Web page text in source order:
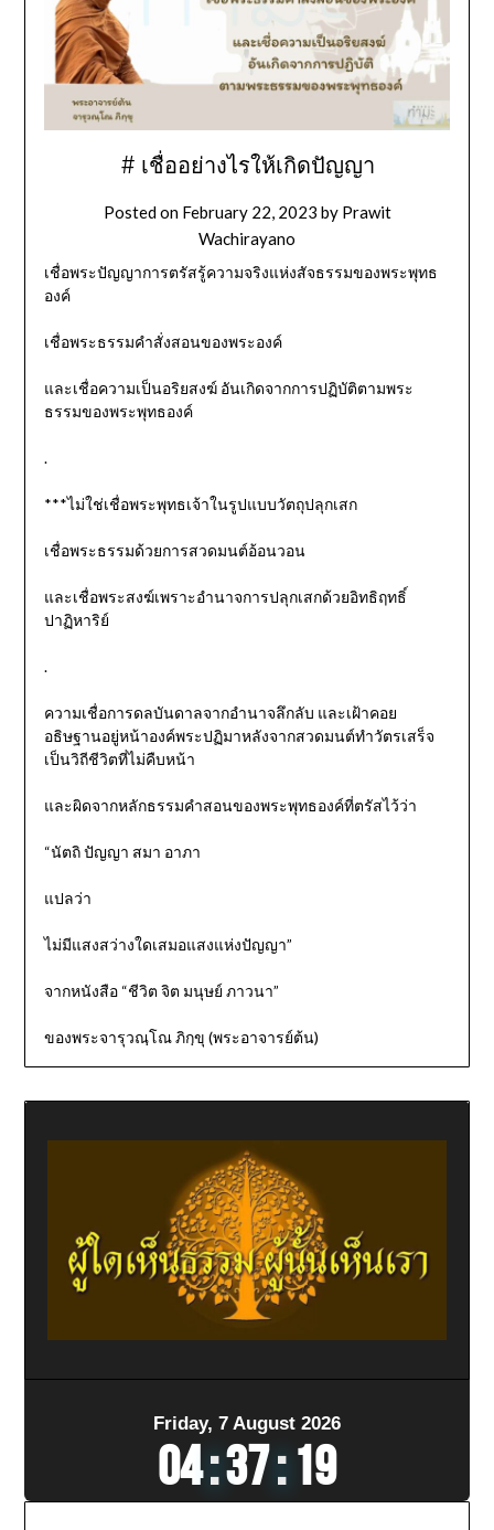
# เชื่ออย่างไรให้เกิดปัญญา
Posted on February 22, 2023 by Prawit
Wachirayano
เชื่อพระปัญญาการตรัสรู้ความจริงแห่งสัจธรรมของพระพุทธ
องค์
เชื่อพระธรรมคำสั่งสอนของพระองค์
และเชื่อความเป็นอริยสงฆ์ อันเกิดจากการปฏิบัติตามพระ
ธรรมของพระพุทธองค์
.
***ไม่ใช่เชื่อพระพุทธเจ้าในรูปแบบวัตถุปลุกเสก
เชื่อพระธรรมด้วยการสวดมนต์อ้อนวอน
และเชื่อพระสงฆ์เพราะอำนาจการปลุกเสกด้วยอิทธิฤทธิ์
ปาฏิหาริย์
.
ความเชื่อการดลบันดาลจากอำนาจลึกลับ และเฝ้าคอย
อธิษฐานอยู่หน้าองค์พระปฏิมาหลังจากสวดมนต์ทำวัตรเสร็จ
เป็นวิถีชีวิตที่ไม่คืบหน้า
และผิดจากหลักธรรมคำสอนของพระพุทธองค์ที่ตรัสไว้ว่า
“นัตถิ ปัญญา สมา อาภา
แปลว่า
ไม่มีแสงสว่างใดเสมอแสงแห่งปัญญา”
จากหนังสือ “ชีวิต จิต มนุษย์ ภาวนา”
ของพระจารุวณฺโณ ภิกฺขุ (พระอาจารย์ต้น)
Friday, 7 August 2026
04:37:20